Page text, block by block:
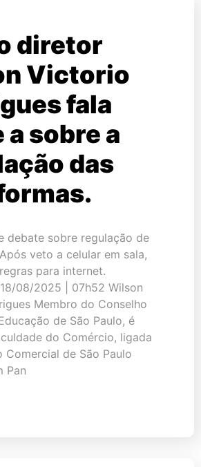
diretor
Victorio
fala
a sobre a
das
debate sobre regulação de
veto a celular em sala,
para internet.
08/2025 | 07h52 Wilson
Membro do Conselho
de São Paulo, é
do Comércio, ligada
Comercial de São Paulo
Pan